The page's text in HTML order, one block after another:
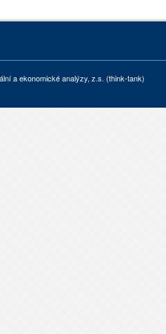
a ekonomické analýzy, z.s. (think-tank)